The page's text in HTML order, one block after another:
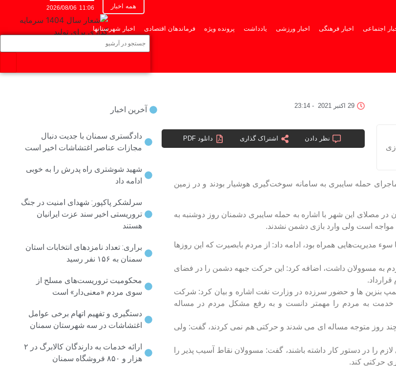
همه اخبار 11:06
2026/08/06
اجتماعی اخبار فرهنگی اخبار ورزشی یادداشت پرونده ویژه فرماندهان اقتصادی اخبار شهرستانها
29 اکتبر 2021 -
23:14
نظر دادن اشتراک گذاری دانلود PDF
حمله سایبری به سامانه سوخت‌گیری هوشیار بودند و در زمین
مصلای این شهر با اشاره به حمله سایبری دشمنان روز دوشنبه به
است ولی وارد بازی دشمن نشدند.
مدیریت‌هایی همراه بود، ادامه داد: از مردم بابصیرت که این روزها
به مسوولان داشت، اضافه کرد: این حرکت جبهه دشمن را در فضای
بنزین ها و حضور سرزده در وزارت نفت اشاره و بیان کرد: شرکت
خدمت به مردم را مهمتر دانست و به رفع مشکل مردم در مساله
چند روز متوجه مساله ای می شدند و حرکتی هم نمی کردند، گفت: ولی
را در دستور کار داشته باشند، گفت: مسوولان نقاط آسیب پذیر را
حرکتی کند.
آخرین اخبار
دادگستری سمنان با جدیت دنبال
مجازات عناصر اغتشاشات اخیر است
شهید شوشتری راه پدرش را به خوبی
ادامه داد
سرلشکر پاکپور: شهدای امنیت در جنگ
تروریستی اخیر سند عزت ایرانیان
هستند
براری: تعداد نامزدهای انتخابات استان
سمنان به ۱۵۶ نفر رسید
محکومیت تروریست‌های مسلح از
سوی مردم «معنی‌دار» است
دستگیری و تفهیم اتهام برخی عوامل
اغتشاشات در سه شهرستان سمنان
ارائه خدمات به دارندگان کالابرگ در ۲
هزار و ۸۵۰ فروشگاه سمنان